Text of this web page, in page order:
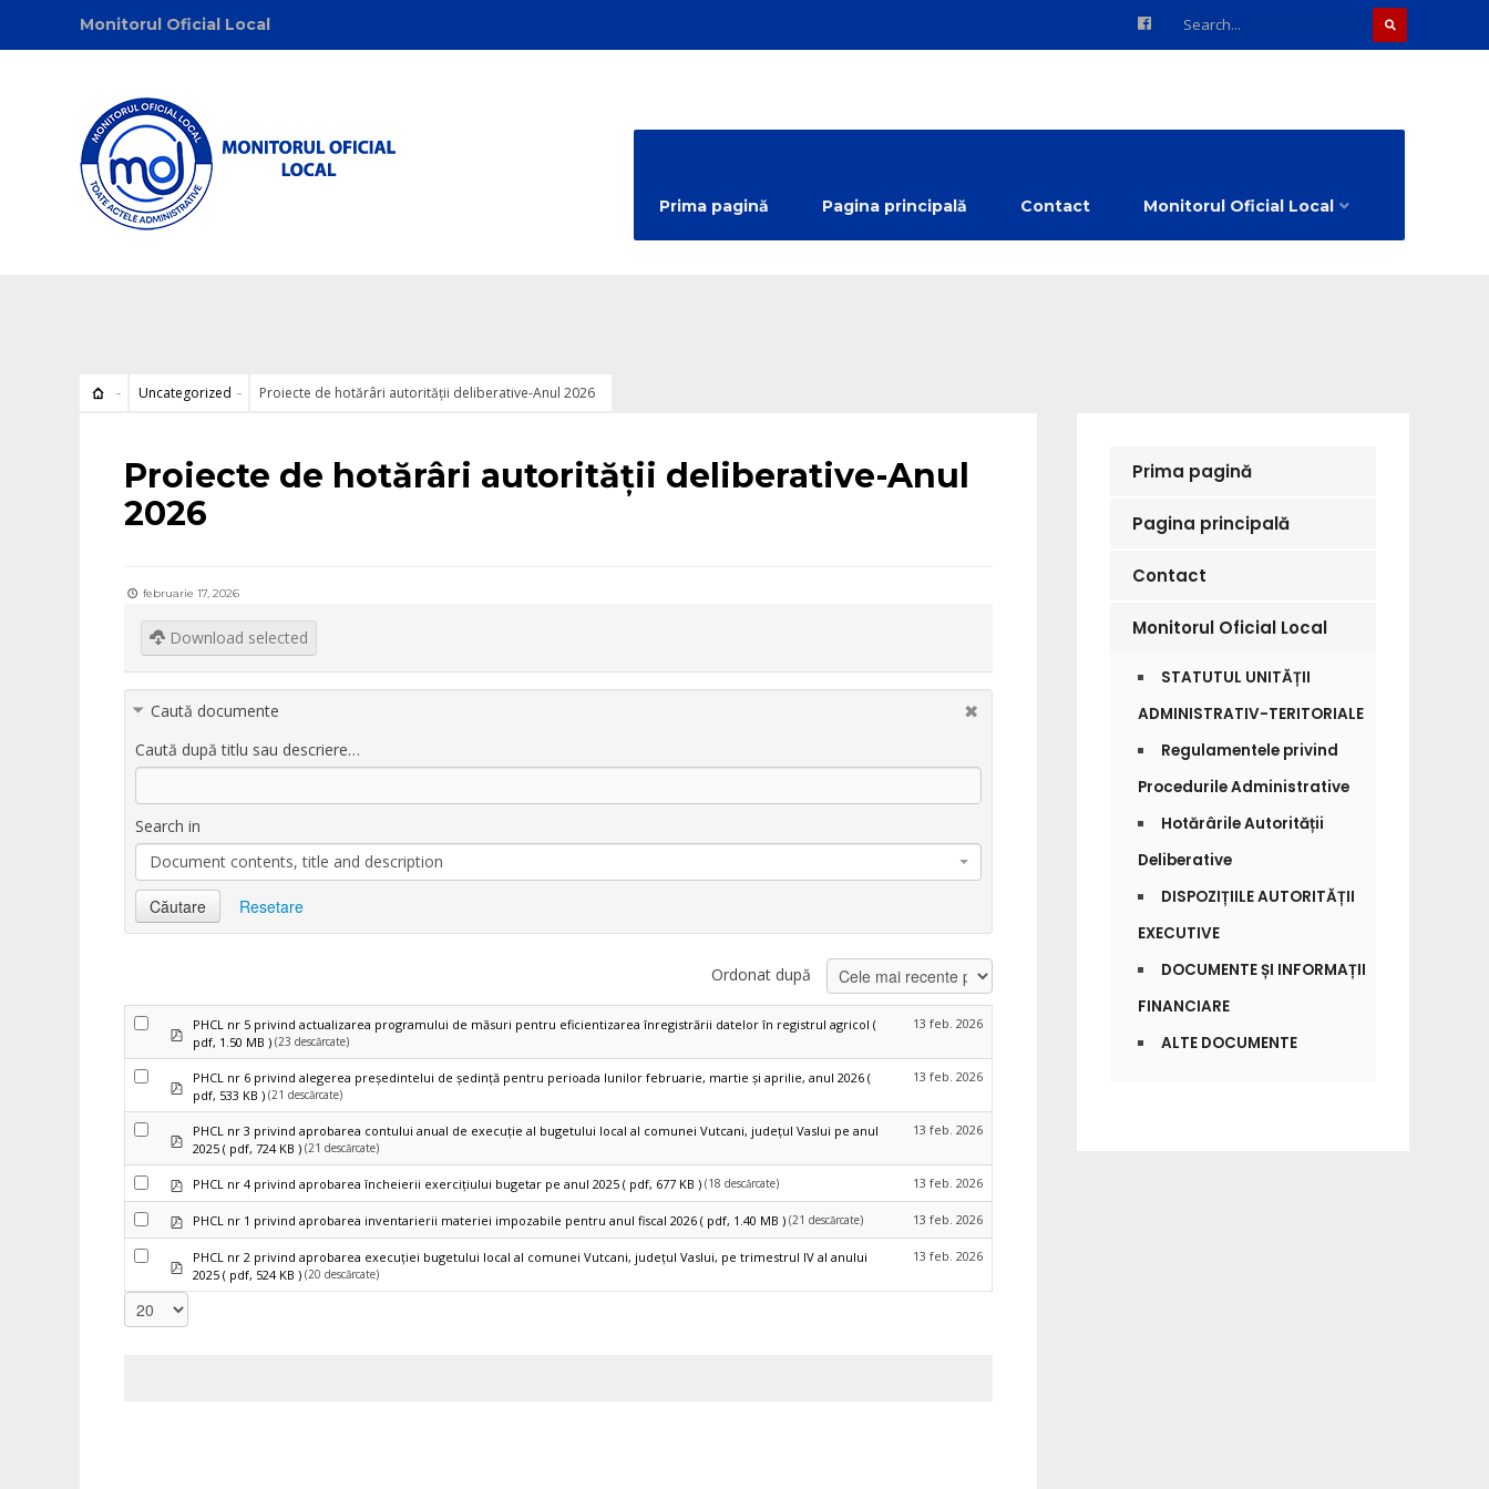
Monitorul Oficial Local
Prima pagină Pagina principală Contact Monitorul Oficial Local
Uncategorized Proiecte de hotărâri autorității deliberative-Anul 2026
Uncategorized
Proiecte de hotărâri autorității deliberative-Anul
2026
februarie 17, 2026
Download selected
Caută documente
Caută după titlu sau descriere…
Search in
Document contents, title and description
Căutare Resetare
Ordonat după
pdfPHCL nr 5 privind actualizarea programului de măsuri pentru eficientizarea înregistrării datelor în registrul agricol (
pdf, 1.50 MB ) (23 descărcate)
13 feb. 2026
pdfPHCL nr 6 privind alegerea preşedintelui de şedinţă pentru perioada lunilor februarie, martie și aprilie, anul 2026 (
pdf, 533 KB ) (21 descărcate)
13 feb. 2026
pdfPHCL nr 3 privind aprobarea contului anual de execuție al bugetului local al comunei Vutcani, judeţul Vaslui pe anul
2025 ( pdf, 724 KB ) (21 descărcate)
13 feb. 2026
pdfPHCL nr 4 privind aprobarea încheierii exerciţiului bugetar pe anul 2025 ( pdf, 677 KB ) (18 descărcate) 13 feb. 2026
pdfPHCL nr 1 privind aprobarea inventarierii materiei impozabile pentru anul fiscal 2026 ( pdf, 1.40 MB ) (21 descărcate) 13 feb. 2026
pdfPHCL nr 2 privind aprobarea execuţiei bugetului local al comunei Vutcani, judeţul Vaslui, pe trimestrul IV al anului
2025 ( pdf, 524 KB ) (20 descărcate)
13 feb. 2026
Select
the
Prima pagină
Pagina principală
Contact
Monitorul Oficial Local
STATUTUL UNITĂȚII
ADMINISTRATIV-TERITORIALE
Regulamentele privind
Procedurile Administrative
Hotărârile Autorității
Deliberative
DISPOZIȚIILE AUTORITĂȚII
EXECUTIVE
DOCUMENTE ȘI INFORMAȚII
FINANCIARE
ALTE DOCUMENTE